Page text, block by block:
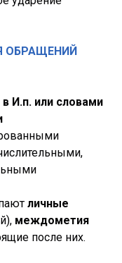
ОБРАЩЕНИЙ
И.п. или словами
личные
междометия
после них.